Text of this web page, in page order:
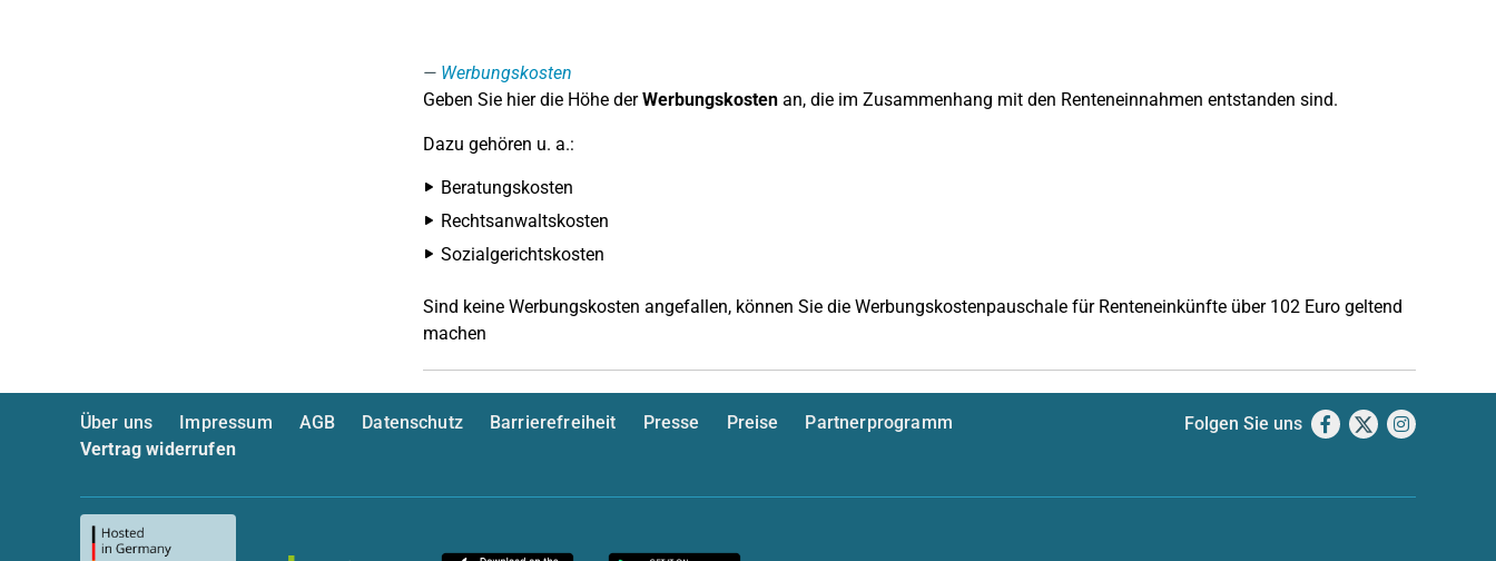
Werbungskosten
Geben Sie hier die Höhe derWerbungskostenan, die im Zusammenhang mit den Renteneinnahmen entstanden sind.
Dazu gehören u. a.:
Beratungskosten
Rechtsanwaltskosten
Sozialgerichtskosten
Sind keine Werbungskosten angefallen, können Sie die Werbungskostenpauschale für Renteneinkünfte über 102 Euro geltend
machen
Über uns Impressum AGB Datenschutz Barrierefreiheit Presse Preise
Partnerprogramm
Vertrag widerrufen
Folgen Sie uns Facebook
X Instagram